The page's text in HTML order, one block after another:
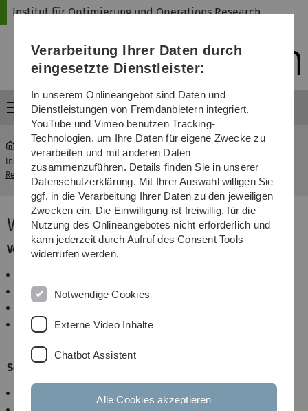
Direkt
Direkt
Direkt
(Sprache,
Drucken,
Media)
Direkt
Direkt
Institut für Optimierung und Operations Research
Menü
Institut für Optimierung und Operations
Research
...
Wintersemester 2017/18
Vorlesungen
Graph Theory (Penso, Ehard)
Angewandte Diskrete Mathematik
Seminare
Kombinatorische Optimierung
(Rautenbach, Penso)
Verarbeitung Ihrer Daten durch
eingesetzte Dienstleister:
In unserem Onlineangebot sind Daten und
Dienstleistungen von Fremdanbietern integriert.
YouTube und Vimeo benutzen Tracking-
Technologien, um Ihre Daten für eigene Zwecke zu
verarbeiten und mit anderen Daten
zusammenzuführen. Details finden Sie in unserer
Datenschutzerklärung. Mit Ihrer Auswahl willigen Sie
ggf. in die Verarbeitung Ihrer Daten zu den jeweiligen
Zwecken ein. Die Einwilligung ist freiwillig, für die
Nutzung des Onlineangebotes nicht erforderlich und
kann jederzeit durch Aufruf des Consent Tools
widerrufen werden.
Notwendige Cookies
Externe Video Inhalte
Chatbot Assistent
Alle Cookies akzeptieren